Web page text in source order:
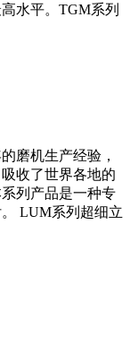
水平。TGM系列
磨机生产经验，
收了世界各地的
列产品是一种专
LUM系列超细立